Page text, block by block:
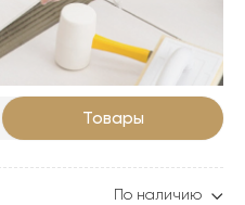
Товары
По наличию